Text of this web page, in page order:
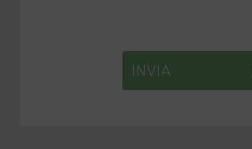
INVIA